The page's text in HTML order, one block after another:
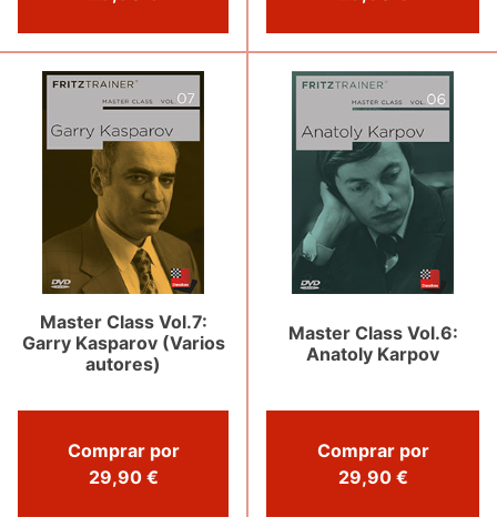
Master Class Vol.7:
Garry Kasparov (Varios
autores)
Comprar por
29,90 €
Master Class Vol.6:
Anatoly Karpov
Comprar por
29,90 €